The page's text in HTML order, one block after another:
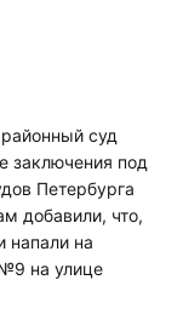
суд
заключения под
Петербурга
добавили, что,
напали на
на улице